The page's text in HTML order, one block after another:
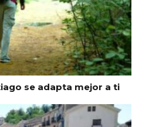
se adapta mejor a ti
mejor gastronomía
de Soria